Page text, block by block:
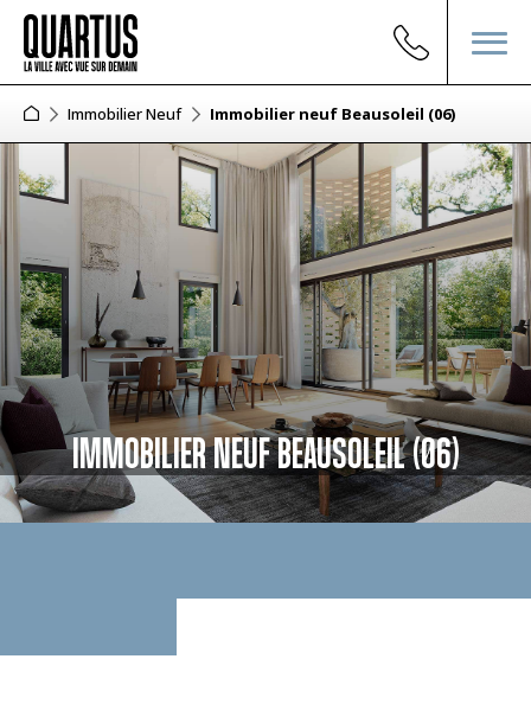
Immobilier Neuf Immobilier neuf Beausoleil (06)
IMMOBILIER NEUF BEAUSOLEIL (06)